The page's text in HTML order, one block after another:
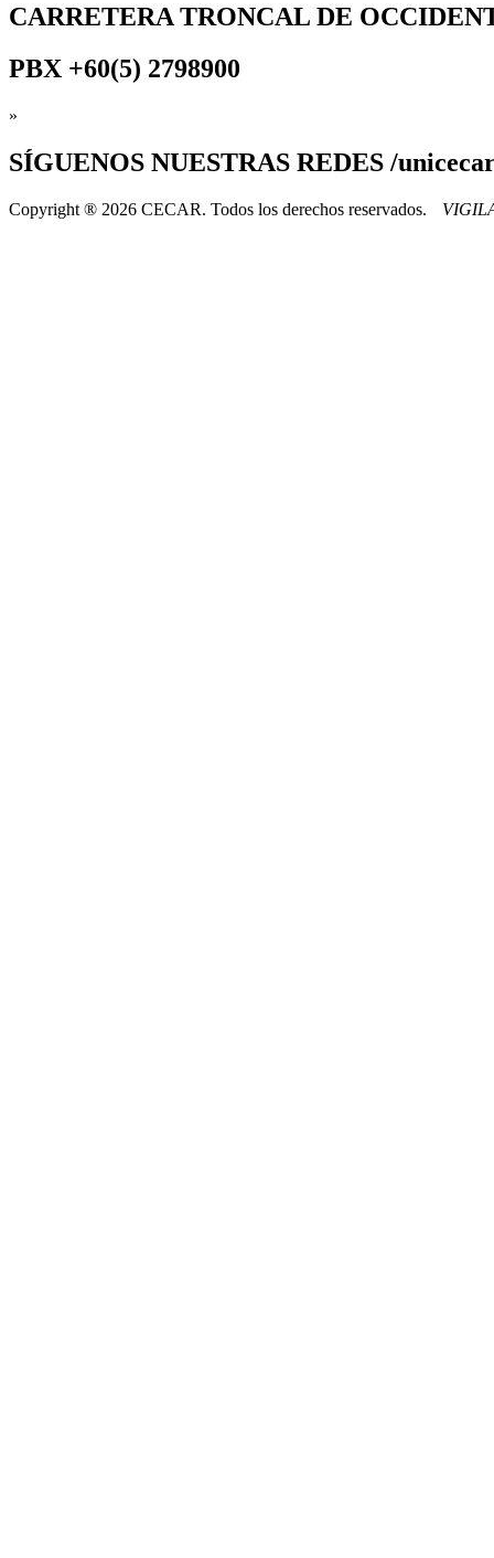
CARRETERA TRONCAL DE
PBX +60(5) 2798900
»
SÍGUENOS NUESTRAS REDES /
Copyright ® 2026 CECAR. Todos los derechos reservados.